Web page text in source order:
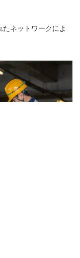
ネットワークによ